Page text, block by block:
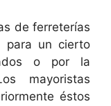
de ferreterías
para un cierto
o por la
mayoristas
éstos